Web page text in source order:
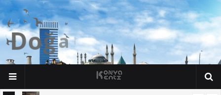
Doğalgüzellikle
rŞehriKonya